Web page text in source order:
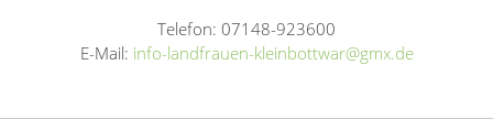
Telefon: 07148-923600
E-Mail: info-landfrauen-kleinbottwar@gmx.de